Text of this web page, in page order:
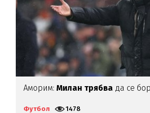
Аморим:Милан трябва да се
Футбол 1478